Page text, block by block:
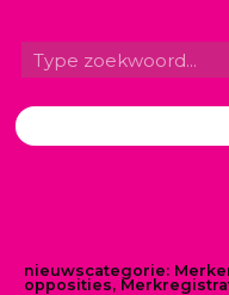
nieuwscategorie:
opposities,